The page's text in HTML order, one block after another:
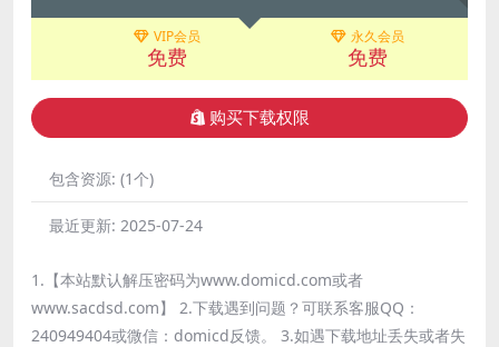
VIP会员
免费
永久会员
免费
购买下载权限
包含资源: (1个)
最近更新: 2025-07-24
1.【本站默认解压密码为www.domicd.com或者
www.sacdsd.com】 2.下载遇到问题？可联系客服QQ：
240949404或微信：domicd反馈。 3.如遇下载地址丢失或者失